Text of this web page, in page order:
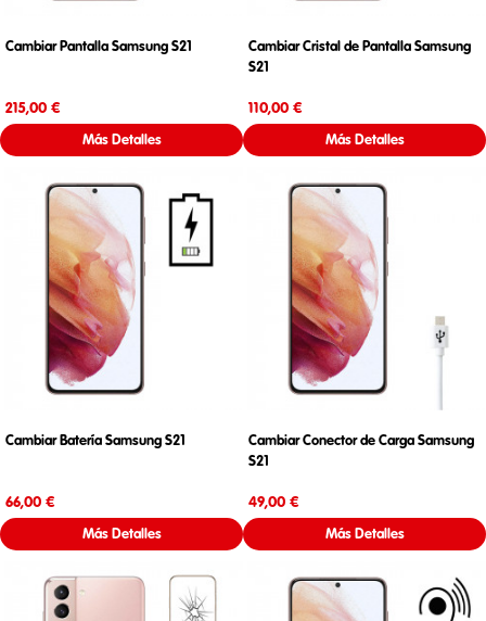
Cambiar Pantalla Samsung S21
215,00 €
Más Detalles
Cambiar Cristal de Pantalla Samsung
S21
110,00 €
Más Detalles
Cambiar Batería Samsung S21
66,00 €
Más Detalles
Cambiar Conector de Carga Samsung
S21
49,00 €
Más Detalles